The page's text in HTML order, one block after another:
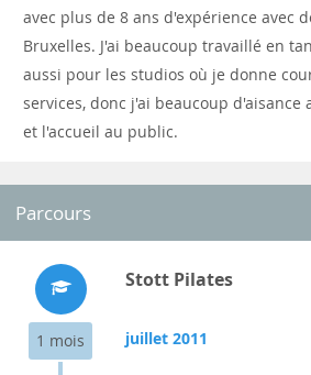
avec plus de 8 ans d'expérience avec
Bruxelles. J'ai beaucoup travaillé en
aussi pour les studios où je donne
services, donc j'ai beaucoup d'aisance
et l'accueil au public.
Parcours
1 mois
Stott Pilates
juillet 2011